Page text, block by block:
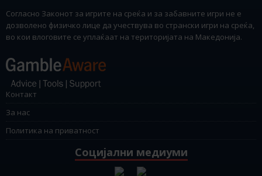
Согласно Законот за игрите на среќа и за забавните игри не е
дозволено физичко лице да учествува во странски игри на среќа,
во кои влоговите се уплаќаат на територијата на Македонија.
Контакт
За нас
Политика на приватност
Социјални медиуми